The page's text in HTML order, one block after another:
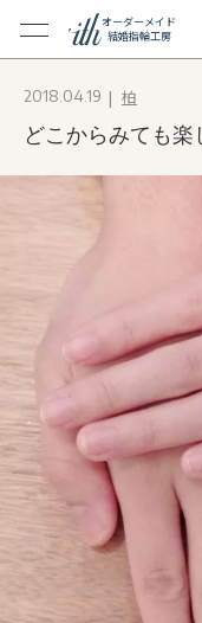
オーダーメイド
結婚指輪工房
メイド
問
2018.04.19 柏
どこからみても